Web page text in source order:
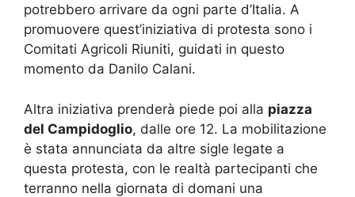
potrebbero arrivare da ogni parte d’Italia. A
promuovere quest’iniziativa di protesta sono i
Comitati Agricoli Riuniti, guidati in questo
momento da Danilo Calani.
Altra iniziativa prenderà piede poi alla piazza
del Campidoglio, dalle ore 12. La mobilitazione
è stata annunciata da altre sigle legate a
questa protesta, con le realtà partecipanti che
terranno nella giornata di domani una